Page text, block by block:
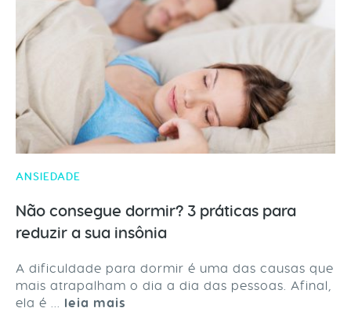
ANSIEDADE
Não consegue dormir? 3 práticas para
reduzir a sua insônia
A dificuldade para dormir é uma das causas que
mais atrapalham o dia a dia das pessoas. Afinal,
ela é ... leia mais